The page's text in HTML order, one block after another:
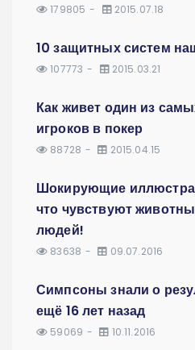
179805 2015.07.18
10 защитных систем
107773 2015.03.21
Как живет один из
игроков в покер
88728 2015.04.15
Шокирующие
что чувствуют
людей!
83638 09.07.2016
Симпсоны знали о
ещё 16 лет назад
59069 10.11.2016